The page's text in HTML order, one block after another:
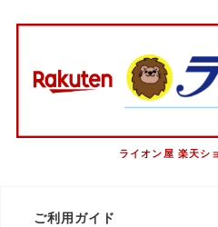
ライオン屋 楽天シ
ご利用ガイド